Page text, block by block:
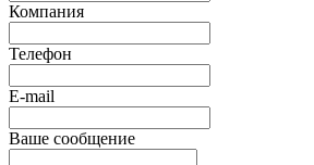
Компания
Телефон
E-mail
Ваше сообщение